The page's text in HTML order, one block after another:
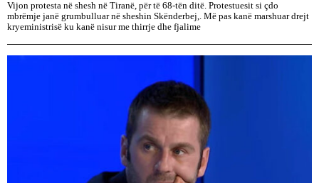
Vijon protesta në shesh në Tiranë, për të 68-tën ditë. Protestuesit si çdo
mbrëmje janë grumbulluar në sheshin Skënderbej,. Më pas kanë marshuar drejt
kryeministrisë ku kanë nisur me thirrje dhe fjalime